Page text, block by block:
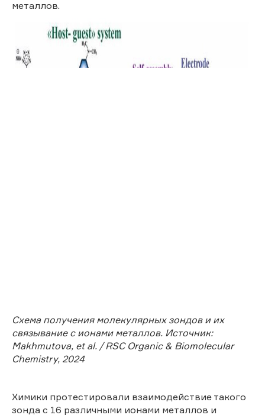
металлов.
Схема получения молекулярных зондов и их
связывание с ионами металлов. Источник:
Makhmutova, et al. / RSC Organic & Biomolecular
Chemistry, 2024
Химики протестировали взаимодействие такого
зонда с 16 различными ионами металлов и